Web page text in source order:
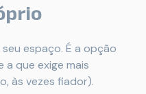
espaço. É a opção
a que exige mais
às vezes fiador).